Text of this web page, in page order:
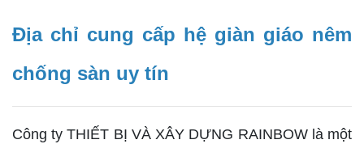
Địa chỉ cung cấp hệ giàn giáo nêm
chống sàn uy tín
Công ty THIẾT BỊ VÀ XÂY DỰNG RAINBOW là một